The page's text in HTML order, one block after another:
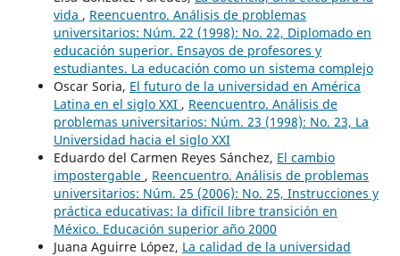
vida , Reencuentro. Análisis de problemas
universitarios: Núm. 22 (1998): No. 22, Diplomado en
educación superior. Ensayos de profesores y
estudiantes. La educación como un sistema complejo
Oscar Soria, El futuro de la universidad en América
Latina en el siglo XXI , Reencuentro. Análisis de
problemas universitarios: Núm. 23 (1998): No. 23, La
Universidad hacia el siglo XXI
Eduardo del Carmen Reyes Sánchez, El cambio
impostergable , Reencuentro. Análisis de problemas
universitarios: Núm. 25 (2006): No. 25, Instrucciones y
práctica educativas: la difícil libre transición en
México. Educación superior año 2000
Juana Aguirre López, La calidad de la universidad